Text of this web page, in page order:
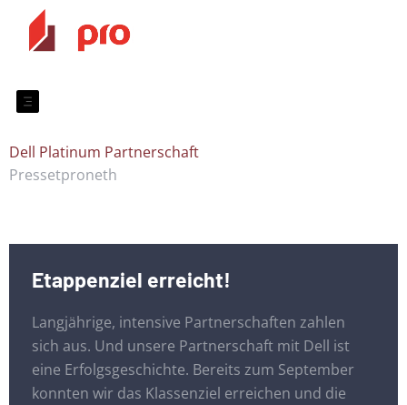
Dell Platinum Partnerschaft
Pressetproneth
Etappenziel erreicht!
Langjährige, intensive Partnerschaften zahlen
sich aus. Und unsere Partnerschaft mit Dell ist
eine Erfolgsgeschichte. Bereits zum September
konnten wir das Klassenziel erreichen und die